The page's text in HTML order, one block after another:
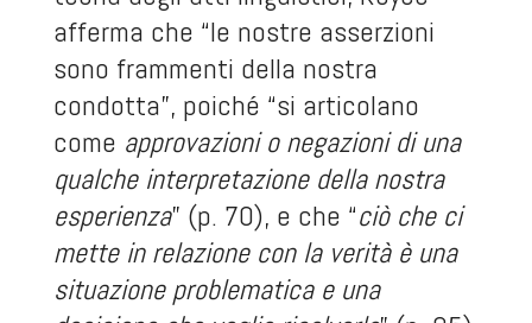
afferma che “le nostre asserzioni
sono frammenti della nostra
condotta”, poiché “si articolano
come approvazioni o negazioni di una
qualche interpretazione della nostra
esperienza” (p. 70), e che “ciò che ci
mette in relazione con la verità è una
situazione problematica e una